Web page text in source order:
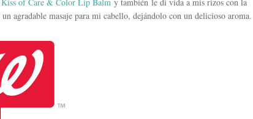
agradable masaje para mi cabello, dejándolo con un delicioso aroma.